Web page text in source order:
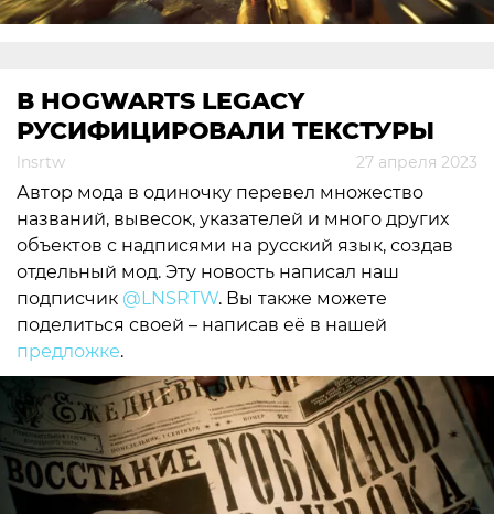
В HOGWARTS LEGACY
РУСИФИЦИРОВАЛИ ТЕКСТУРЫ
lnsrtw 27 апреля 2023
Автор мода в одиночку перевел множество
названий, вывесок, указателей и много других
объектов с надписями на русский язык, создав
отдельный мод. Эту новость написал наш
подписчик @LNSRTW. Вы также можете
поделиться своей – написав её в нашей
предложке.